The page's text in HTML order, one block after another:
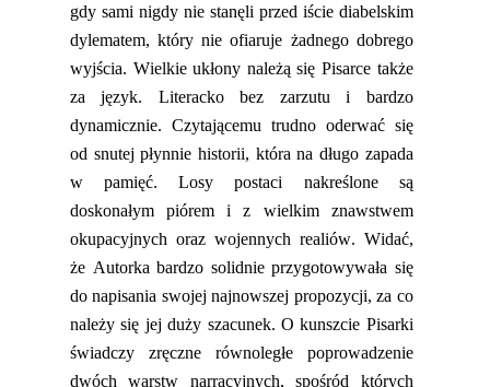
gdy sami nigdy nie stanęli przed iście diabelskim
dylematem, który nie ofiaruje żadnego dobrego
wyjścia. Wielkie ukłony należą się Pisarce także
za język. Literacko bez zarzutu i bardzo
dynamicznie. Czytającemu trudno oderwać się
od snutejpłynnie historii, która na długo zapada
w pamięć. Losy postaci nakreślone są
doskonałym piórem i z wielkim znawstwem
okupacyjnych oraz wojennych realiów. Widać,
że Autorka bardzo solidnie przygotowywała się
do napisania swojej najnowszej propozycji, za co
należy się jej duży szacunek. O kunszcie Pisarki
świadczy zręczne równoległe poprowadzenie
dwóch warstw narracyjnych,spośród których